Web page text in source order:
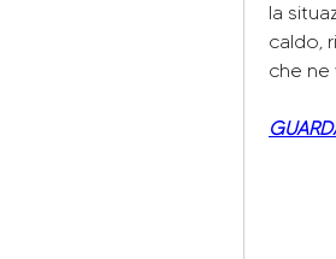
la
caldo,
che ne